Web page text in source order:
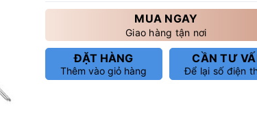
MUA NGAY
Giao hàng tận nơi
ĐẶT HÀNG
Thêm vào giỏ hàng
CẦN TƯ
Để lại số điện